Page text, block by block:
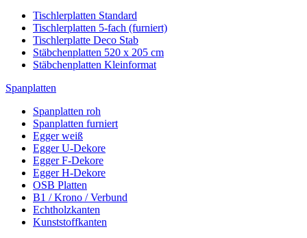
Tischlerplatten Standard
Tischlerplatten 5-fach (furniert)
Tischlerplatte Deco Stab
Stäbchenplatten 520 x 205 cm
Stäbchenplatten Kleinformat
Spanplatten
Spanplatten roh
Spanplatten furniert
Egger weiß
Egger U-Dekore
Egger F-Dekore
Egger H-Dekore
OSB Platten
B1 / Krono / Verbund
Echtholzkanten
Kunststoffkanten